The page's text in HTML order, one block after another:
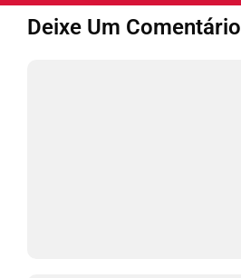
Deixe Um Comentário